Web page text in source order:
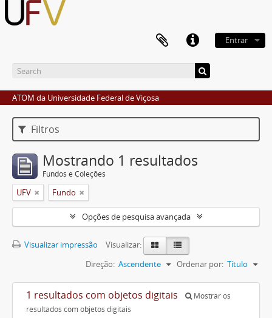
Entrar
ATOM da Universidade Federal de Viçosa
Filtros
Mostrando 1 resultados
Fundos e Coleções
UFV Fundo
Opções de pesquisa avançada
Visualizar impressão
Visualizar:
Ordenar por: Título
Direção: Ascendente
1 resultados com objetos digitais
Mostrar os
resultados com objetos digitais